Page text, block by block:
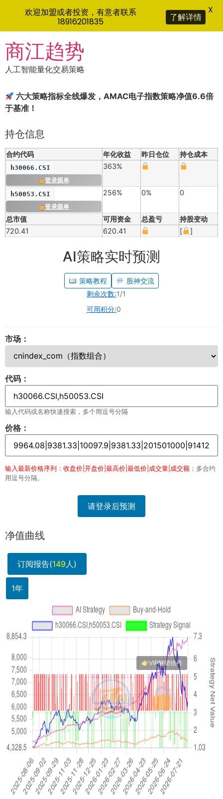
to
content
商江趋势
人工智能量化交易策略
六大策略指标全线爆发，AMAC电子指数策略净值6.6倍
于基准！
持仓信息
合约代码 年化收益 昨日仓位 持仓成本
h30066.CSI
登录跟单
363%
h50053.CSI
登录跟单
256% 0% 0
总市值 可用资金 总盈亏
持股变动
720.41
620.41 [ ]
AI策略实时预测
策略教程
股神交流
剩余次数:1/1
可用积分:0
市场：
代码：
输入代码或名称快速搜索，多个用逗号分隔
价格：
输入最新价格序列：收盘价|开盘价|最高价|最低价|成交量|成交额 ；多合约
用逗号分隔。
请登录后预测
净值曲线
订阅报告(149人)
1年
欢迎加盟或者投资，有意者联系
18916201835
了解详情
X